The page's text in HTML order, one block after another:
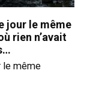
jour le même
rien n’avait
le même